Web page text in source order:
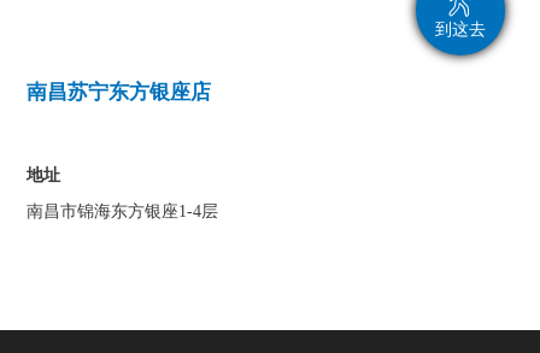
到这去
南昌苏宁东方银座店
地址
南昌市锦海东方银座1-4层